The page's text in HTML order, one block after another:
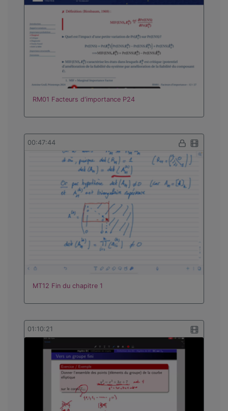
RM01 Facteurs d'importance P24
00:47:44
MT12 Fin du chapitre 1
01:10:21